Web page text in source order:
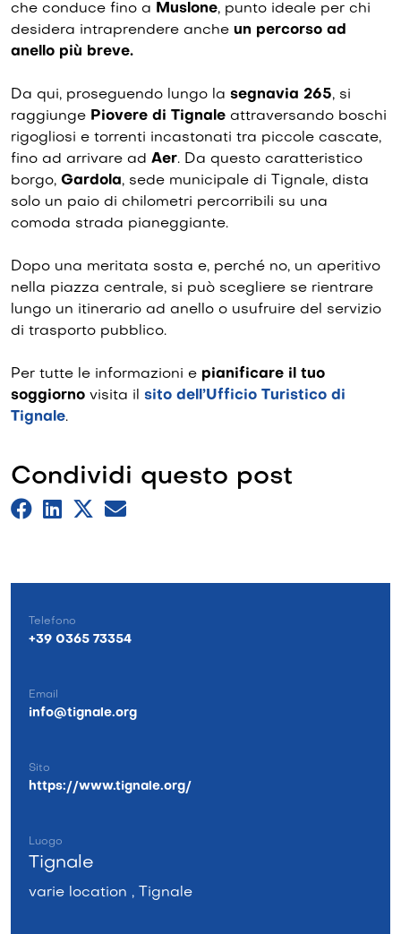
che conduce fino a Muslone, punto ideale per chi
desidera intraprendere anche un percorso ad
anello più breve.
Da qui, proseguendo lungo la segnavia 265, si
raggiunge Piovere di Tignale attraversando boschi
rigogliosi e torrenti incastonati tra piccole cascate,
fino ad arrivare ad Aer. Da questo caratteristico
borgo, Gardola, sede municipale di Tignale, dista
solo un paio di chilometri percorribili su una
comoda strada pianeggiante.
Dopo una meritata sosta e, perché no, un aperitivo
nella piazza centrale, si può scegliere se rientrare
lungo un itinerario ad anello o usufruire del servizio
di trasporto pubblico.
Per tutte le informazioni e pianificare il tuo
soggiorno visita il sito dell’Ufficio Turistico di
Tignale.
Condividi questo post
Telefono
+39 0365 73354
Email
info@tignale.org
Sito
https://www.tignale.org/
Luogo
Tignale
varie location , Tignale